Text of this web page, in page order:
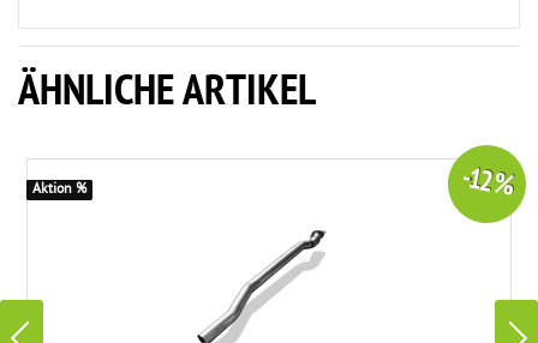
ÄHNLICHE ARTIKEL
-12 %
Aktion %